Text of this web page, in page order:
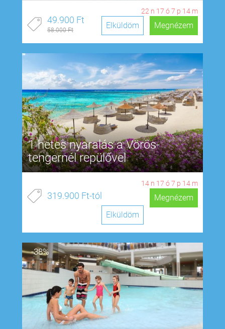
22 n 17 ó7 p 13 m
49.900 Ft
58.000 Ft Megnézem
Elküldöm
1 hetes nyaralás a Vörös-
tengernél repülővel
14 n 17 ó7 p 13 m
319.900 Ft-tól
Megnézem
Elküldöm
-38%